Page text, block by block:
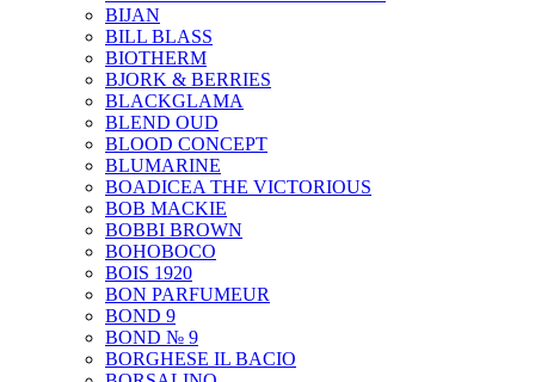
BIJAN
BILL BLASS
BIOTHERM
BJORK & BERRIES
BLACKGLAMA
BLEND OUD
BLOOD CONCEPT
BLUMARINE
BOADICEA THE VICTORIOUS
BOB MACKIE
BOBBI BROWN
BOHOBOCO
BOIS 1920
BON PARFUMEUR
BOND 9
BOND № 9
BORGHESE IL BACIO